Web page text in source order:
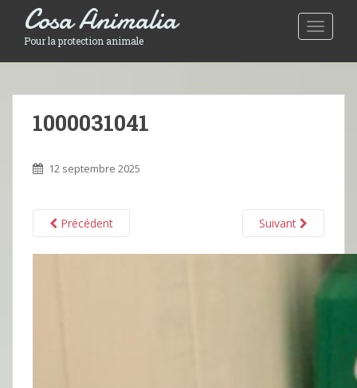
Toggle
Cosa Animalia
Pour la protection animale
1000031041
12 septembre 2025
Précédent Suivant